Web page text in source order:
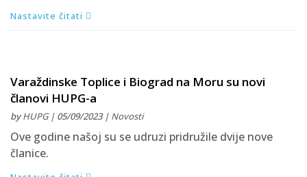
Nastavite čitati
Varaždinske Toplice i Biograd na Moru su novi
članovi HUPG-a
byHUPG| 05/09/2023 | Novosti
Ove godine našoj su se udruzi pridružile dvije nove
članice.